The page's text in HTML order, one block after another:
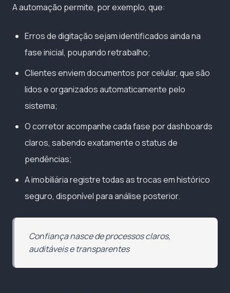
A automação permite, por exemplo, que:
Erros de digitação sejam identificados ainda na
fase inicial, poupando retrabalho;
Clientes enviem documentos por celular, que são
lidos e organizados automaticamente pelo
sistema;
O corretor acompanhe cada fase por dashboards
claros, sabendo exatamente o status de
pendências;
A imobiliária registre todas as trocas em histórico
seguro, disponível para análise posterior.
Confiança nasce de processos claros,
auditáveis e transparentes